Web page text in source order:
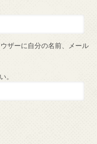
ザーに自分の名前、メール
。